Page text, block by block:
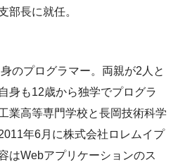
部長に就任。
のプログラマー。両親が2人と
身も12歳から独学でプログラ
業高等専門学校と長岡技術科学
年6月に株式会社ロレムイプ
はWebアプリケーションのス